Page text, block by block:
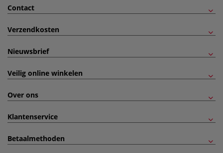
Contact
Verzendkosten
Nieuwsbrief
Veilig online winkelen
Over ons
Klantenservice
Betaalmethoden